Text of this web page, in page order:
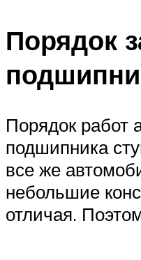
Порядок
Порядок работ
подшипника
все же
небольшие
отличая.